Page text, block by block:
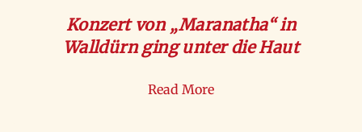
Konzert von „Maranatha“ in
Walldürn ging unter die Haut
Read More